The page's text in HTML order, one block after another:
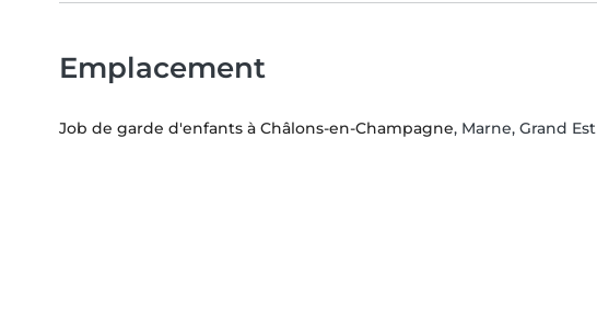
Emplacement
Job de garde d'enfants à Châlons-en-Champagne, Marne, Grand Est